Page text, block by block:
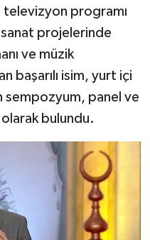
televizyon programı
sanat projelerinde
ve müzik
başarılı isim, yurt içi
sempozyum, panel ve
bulundu.